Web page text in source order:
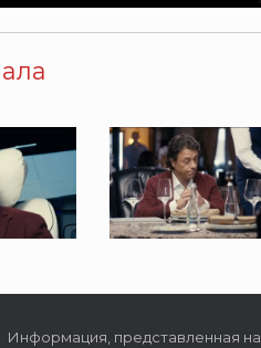
Информация, представленная на